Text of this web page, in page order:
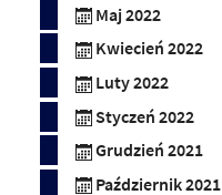
Maj 2022
Kwiecień 2022
Luty 2022
Styczeń 2022
Grudzień 2021
Październik 2021